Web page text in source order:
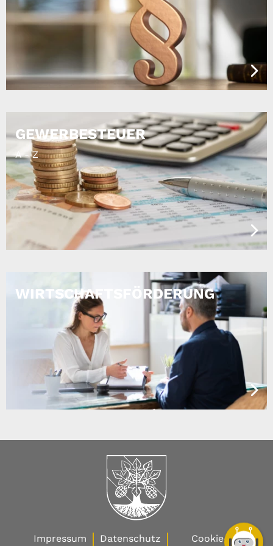
der Gründenden des Gewerbebeginns vor
der Eintragung des Unternehmens in das
Handelsregister bei zum Beispiel "GmbH i.
Handwerkskarte bei Handwerksbetrieben
Erlaubnisse für erlaubnispflichtige
Tätigkeiten
GewA 2 I Gewerbe-Ummeldung
nach § 14 GewO oder § 55c
GewO
(PDF| 0.07 MB)
Download
Beiblatt bei mehreren
Geschäftsführenden
PDF | 0.06 MB)
Download
GEWERBESTEUER
A - Z
WIRTSCHAFTSFÖRDERUNG
Impressum Datenschutz
Cookie-